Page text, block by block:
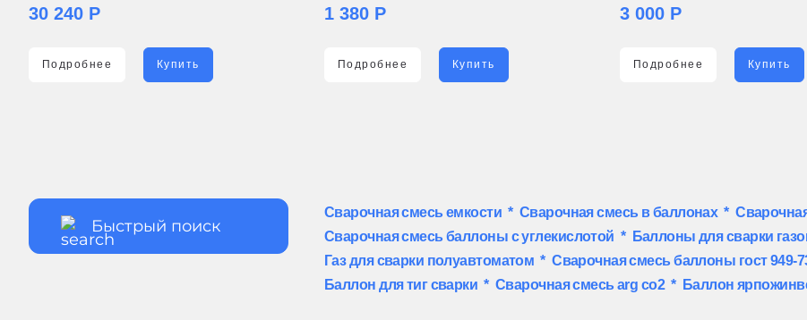
30 240 Р
Подробнее Купить
1 380 Р
Подробнее Купить
3 000 Р
Подробнее Купить
Сварочная смесь емкости * Сварочная смесь в баллонах*
Сварочная смесь баллоны с углекислотой * Баллоны для сварки
Газ для сварки полуавтоматом * Сварочная смесь баллоны гост 949-
Баллон для тиг сварки * Сварочная смесь arg co2* Баллон